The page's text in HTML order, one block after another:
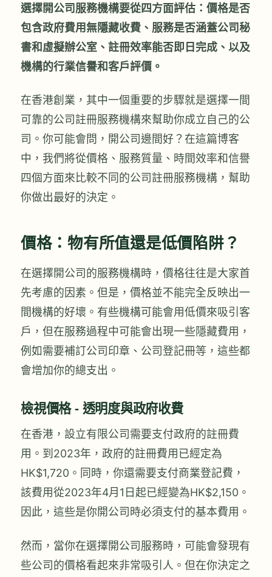
選擇開公司服務機構要從四方面評估：價格是否
包含政府費用無隱藏收費、服務是否涵蓋公司秘
書和虛擬辦公室、註冊效率能否即日完成、以及
機構的行業信譽和客戶評價。
在香港創業，其中一個重要的步驟就是選擇一間
可靠的公司註冊服務機構來幫助你成立自己的公
司。你可能會問，開公司邊間好？在這篇博客
中，我們將從價格、服務質量、時間效率和信譽
四個方面來比較不同的公司註冊服務機構，幫助
你做出最好的決定。
價格：物有所值還是低價陷阱？
在選擇開公司的服務機構時，價格往往是大家首
先考慮的因素。但是，價格並不能完全反映出一
間機構的好壞。有些機構可能會用低價來吸引客
戶，但在服務過程中可能會出現一些隱藏費用，
例如需要補訂公司印章、公司登記冊等，這些都
會增加你的總支出。
檢視價格 - 透明度與政府收費
在香港，設立有限公司需要支付政府的註冊費
用。到2023年，政府的註冊費用已經定為
HK$1,720。同時，你還需要支付商業登記費，
該費用從2023年4月1日起已經變為HK$2,150。
因此，這些是你開公司時必須支付的基本費用。
然而，當你在選擇開公司服務時，可能會發現有
些公司的價格看起來非常吸引人。但在你決定之